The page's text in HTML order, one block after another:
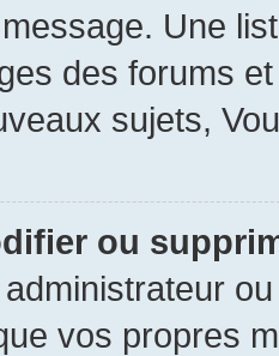
Une
des forums
sujets,
ou
vos propres